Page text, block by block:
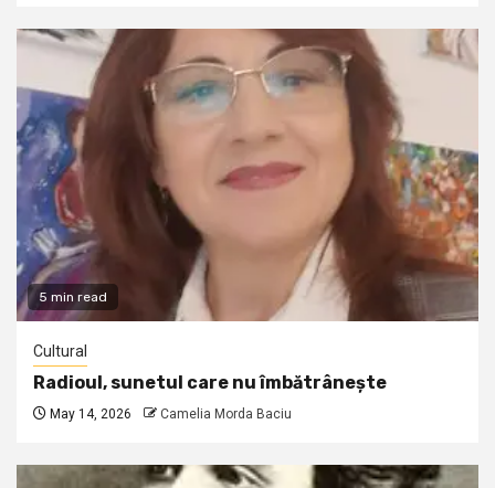
5 min read
Cultural
Radioul, sunetul care nu îmbătrânește
May 14, 2026 Camelia Morda Baciu